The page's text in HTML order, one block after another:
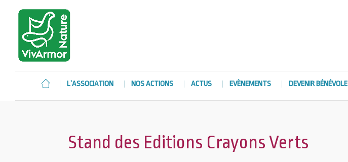
L’ASSOCIATION NOS ACTIONS ACTUS EVÈNEMENTS DEVENIR BÉNÉVOLE
Stand des Editions Crayons Verts